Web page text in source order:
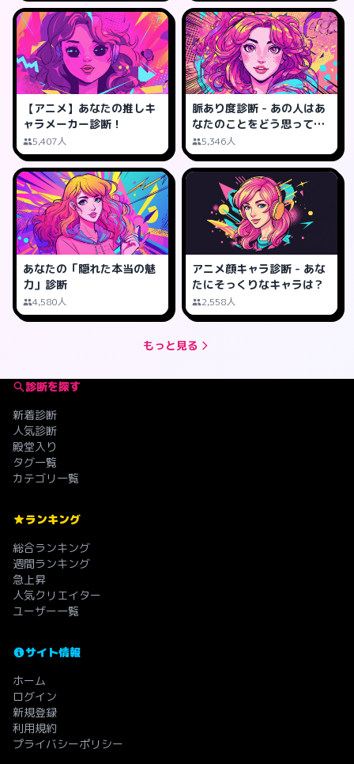
【アニメ】あなたの推しキ
ャラメーカー診断！
5,407人
脈あり度診断 - あの人はあ
なたのことをどう思って
る？5,346人
あなたの「隠れた本当の魅
力」診断
4,580人
アニメ顔キャラ診断 - あな
たにそっくりなキャラは？
2,558人
もっと見る
診断を探す
新着診断
人気診断
殿堂入り
タグ一覧
カテゴリ一覧
ランキング
総合ランキング
週間ランキング
急上昇
人気クリエイター
ユーザー一覧
サイト情報
ホーム
ログイン
新規登録
利用規約
プライバシーポリシー